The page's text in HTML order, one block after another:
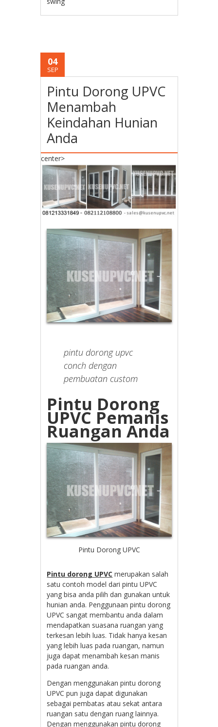
04
SEP
Pintu Dorong UPVC
Menambah
Keindahan Hunian
Anda
center>
pintu dorong upvc
conch dengan
pembuatan custom
Pintu Dorong
UPVC Pemanis
Ruangan Anda
Pintu Dorong UPVC
Pintu dorong UPVC merupakan salah
satu contoh model dari pintu UPVC
yang bisa anda pilih dan gunakan untuk
hunian anda. Penggunaan pintu dorong
UPVC sangat membantu anda dalam
mendapatkan suasana ruangan yang
terkesan lebih luas. Tidak hanya kesan
yang lebih luas pada ruangan, namun
juga dapat menambah kesan manis
pada ruangan anda.
Dengan menggunakan pintu dorong
UPVC pun juga dapat digunakan
sebagai pembatas atau sekat antara
ruangan satu dengan ruang lainnya.
Dengan menggunakan pintu dorong